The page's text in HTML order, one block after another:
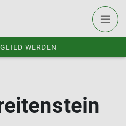
WERDEN